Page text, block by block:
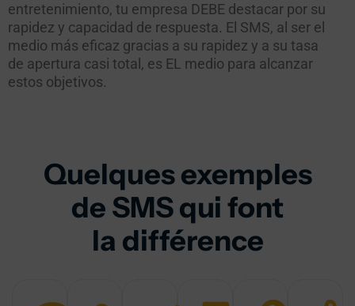
entretenimiento, tu empresa DEBE destacar por su
rapidez y capacidad de respuesta. El SMS, al ser el
medio más eficaz gracias a su rapidez y a su tasa
de apertura casi total, es EL medio para alcanzar
estos objetivos.
Quelques exemples
de SMS qui font
la différence